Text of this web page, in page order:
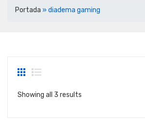
Portada » diadema gaming
Showing all 3 results